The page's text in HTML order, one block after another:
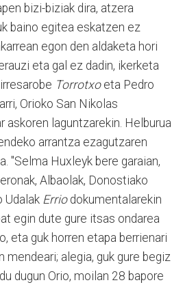
bizi-biziak dira, atzera
baino egitea eskatzen ez
egon den aldaketa hori
eta gal ez dadin, ikerketa
Torrotxoeta Pedro
Orioko San Nikolas
askoren laguntzarekin. Helburua
arrantza ezagutzaren
"Selma Huxleyk bere garaian,
Albaolak, Donostiako
Udalak Erriodokumentalarekin
egin dute gure itsas ondarea
eta guk horren etapa berrienari
mendeari; alegia, guk gure begiz
dugun Orio, moilan 28 bapore